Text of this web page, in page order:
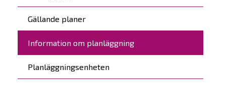
Gällande planer
Information om planläggning
Planläggningsenheten